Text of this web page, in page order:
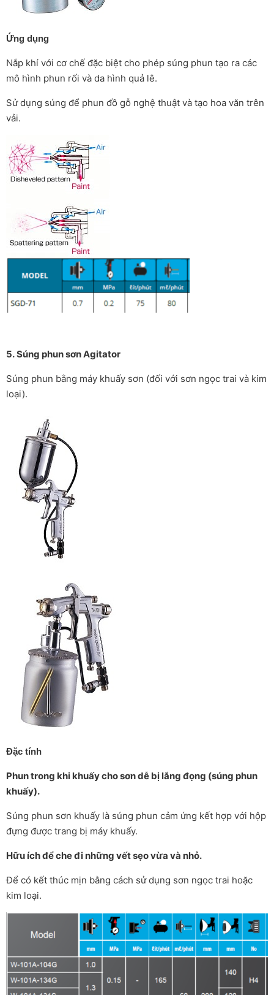
Ứng dụng
Nắp khí với cơ chế đặc biệt cho phép súng phun tạo ra các
mô hình phun rối và da hình quả lê.
Sử dụng súng để phun đồ gỗ nghệ thuật và tạo hoa văn trên
vải.
5. Súng phun sơn Agitator
Súng phun bằng máy khuấy sơn (đối với sơn ngọc trai và kim
loại).
Đặc tính
Phun trong khi khuấy cho sơn dễ bị lắng đọng (súng phun
khuấy).
Súng phun sơn khuấy là súng phun cảm ứng kết hợp với hộp
đựng được trang bị máy khuấy.
Hữu ích để che đi những vết sẹo vừa và nhỏ.
Để có kết thúc mịn bằng cách sử dụng sơn ngọc trai hoặc
kim loại.